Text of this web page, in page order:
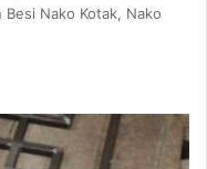
Nako Kotak, Nako